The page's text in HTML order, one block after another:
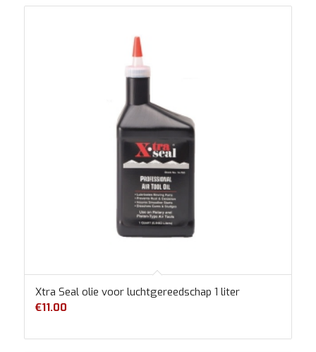
Xtra Seal olie voor luchtgereedschap 1 liter
€11.00